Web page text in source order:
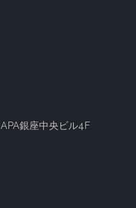
APA銀座中央ビル4F